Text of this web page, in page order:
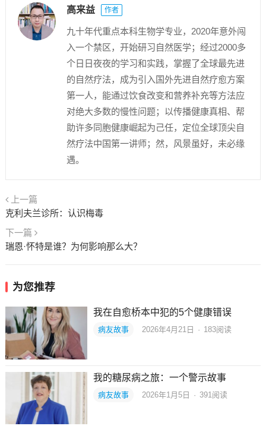
高来益 作者
九十年代重点本科生物学专业，2020年意外闯
入一个禁区，开始研习自然医学；经过2000多
个日日夜夜的学习和实践，掌握了全球最先进
的自然疗法，成为引入国外先进自然疗愈方案
第一人，能通过饮食改变和营养补充等方法应
对绝大多数的慢性问题；以传播健康真相、帮
助许多同胞健康崛起为己任，定位全球顶尖自
然疗法中国第一讲师；然，风景虽好，未必缘
遇。
上一篇
克利夫兰诊所：认识梅毒
下一篇
瑞恩·怀特是谁？为何影响那么大？
为您推荐
我在自愈桥本中犯的5个健康错误
病友故事 2026年4月21日 · 183阅读
我的糖尿病之旅：一个警示故事
病友故事 2026年1月5日 · 391 阅读